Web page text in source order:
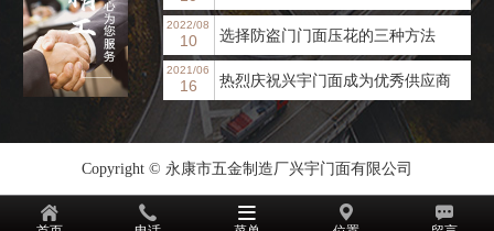
2022/08
10 选择防盗门门面压花的三种方法
2021/06
16 热烈庆祝兴宇门面成为优秀供应商
Copyright © 永康市五金制造厂兴宇门面有限公司